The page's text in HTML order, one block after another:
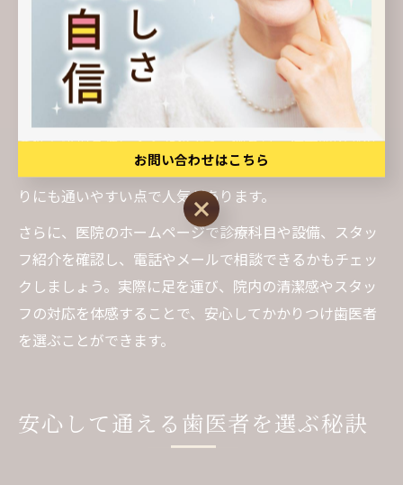
同時に確認する方法が便利です。「近くの歯医者おすす
め」や「高評価 歯医者」などの検索ワードが役立ちま
その理由は、通院のしやすさや診療時間・休診日などの
条件も選択基準に入るためです。例えば、徒歩圏内で夜
間診療や土日診療に対応している医院は、仕事や学校帰
りにも通いやすい点で人気があります。
さらに、医院のホームページで診療科目や設備、スタッ
フ紹介を確認し、電話やメールで相談できるかもチェッ
クしましょう。実際に足を運び、院内の清潔感やスタッ
フの対応を体感することで、安心してかかりつけ歯医者
を選ぶことができます。
安心して通える歯医者を選ぶ秘訣
お問い合わせはこちら
お問い合わせはこちら